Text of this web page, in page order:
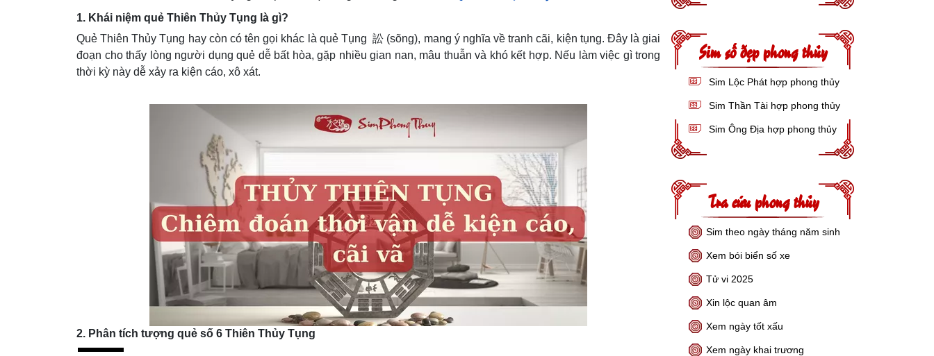
1. Khái niệm quẻ Thiên Thủy Tụng là gì?
Quẻ Thiên Thủy Tụng hay còn có tên gọi khác là quẻ Tụng 訟 (sõng), mang ý nghĩa về tranh cãi, kiện tụng. Đây là giai
đoạn cho thấy lòng người dụng quẻ dễ bất hòa, gặp nhiều gian nan, mâu thuẫn và khó kết hợp. Nếu làm việc gì trong
thời kỳ này dễ xảy ra kiện cáo, xô xát.
2. Phân tích tượng quẻ số 6 Thiên Thủy Tụng
Sim số đẹp phong thủy
Sim Lộc Phát hợp phong thủy
Sim Thần Tài hợp phong thủy
Sim Ông Địa hợp phong thủy
Tra cứu phong thủy
Sim theo ngày tháng năm sinh
Xem bói biển số xe
Tử vi 2025
Xin lộc quan âm
Xem ngày tốt xấu
Xem ngày khai trương